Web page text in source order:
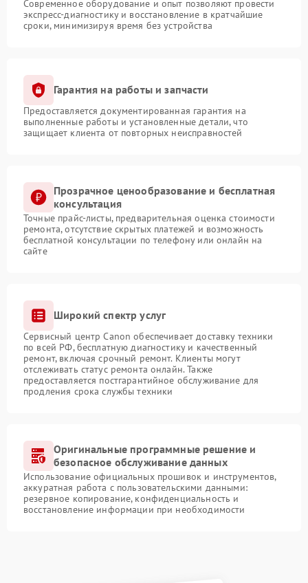
Современное оборудование и опыт позволяют провести
экспресс-диагностику и восстановление в кратчайшие
сроки, минимизируя время без устройства
Гарантия на работы и запчасти
Предоставляется документированная гарантия на
выполненные работы и установленные детали, что
защищает клиента от повторных неисправностей
Прозрачное ценообразование и бесплатная
консультация
Точные прайс-листы, предварительная оценка стоимости
ремонта, отсутствие скрытых платежей и возможность
бесплатной консультации по телефону или онлайн на
сайте
Широкий спектр услуг
Сервисный центр Canon обеспечивает доставку техники
по всей РФ, бесплатную диагностику и качественный
ремонт, включая срочный ремонт. Клиенты могут
отслеживать статус ремонта онлайн. Также
предоставляется постгарантийное обслуживание для
продления срока службы техники
Оригинальные программные решение и
безопасное обслуживание данных
Использование официальных прошивок и инструментов,
аккуратная работа с пользовательскими данными:
резервное копирование, конфиденциальность и
восстановление информации при необходимости